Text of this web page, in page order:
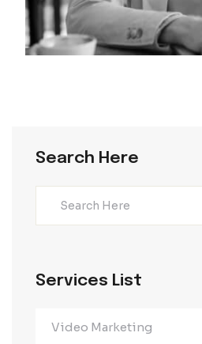
Search Here
Services List
Video Marketing